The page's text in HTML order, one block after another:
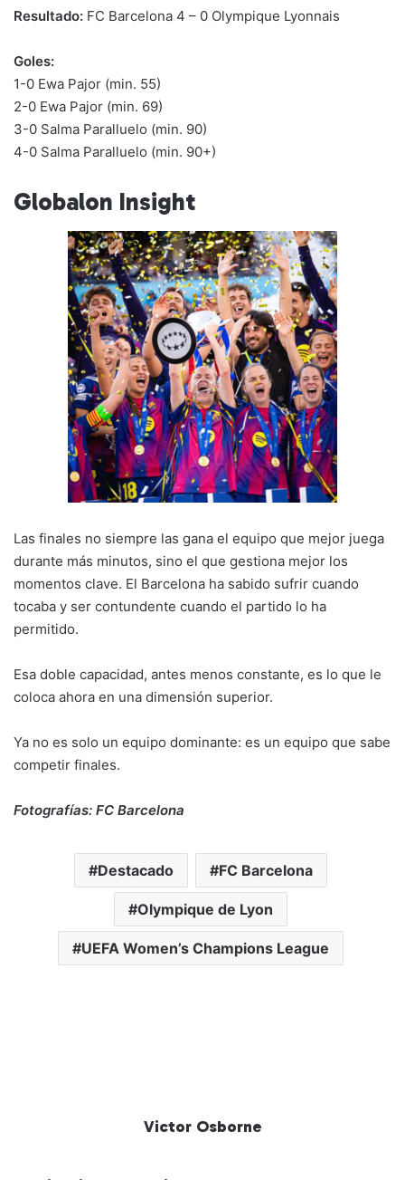
Resultado: FC Barcelona 4 – 0 Olympique Lyonnais
Goles:
1-0 Ewa Pajor (min. 55)
2-0 Ewa Pajor (min. 69)
3-0 Salma Paralluelo (min. 90)
4-0 Salma Paralluelo (min. 90+)
Globalon Insight
Las finales no siempre las gana el equipo que mejor juega
durante más minutos, sino el que gestiona mejor los
momentos clave. El Barcelona ha sabido sufrir cuando
tocaba y ser contundente cuando el partido lo ha
permitido.
Esa doble capacidad, antes menos constante, es lo que le
coloca ahora en una dimensión superior.
Ya no es solo un equipo dominante: es un equipo que sabe
competir finales.
Fotografías: FC Barcelona
Destacado FC Barcelona
Olympique de Lyon
UEFA Women’s Champions League
Victor Osborne